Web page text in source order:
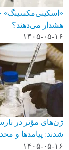
«اسکینی‌مکسینگ»
هشدار می‌دهند؟
۱۴۰۵-۰۵-۱۶
ژن‌های مؤثر در
شدند؛ پیامدها و
۱۴۰۵-۰۵-۱۶